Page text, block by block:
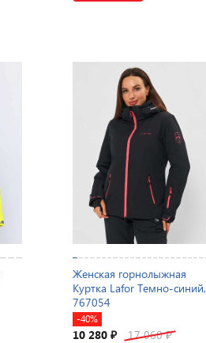
Женская горнолыжная
Куртка Lafor Темно-синий,
767054
-40%
10 280₽ 17 060₽